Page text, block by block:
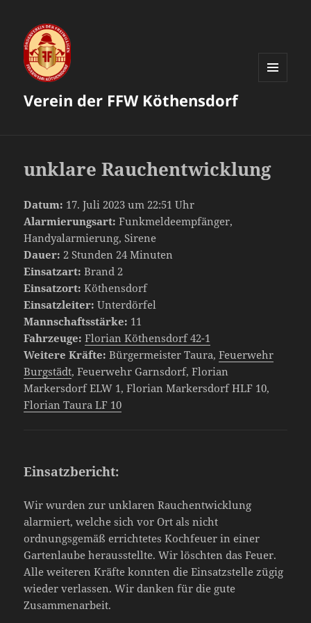
Verein der FFW Köthensdorf
unklare Rauchentwicklung
Datum: 17. Juli 2023 um 22:51 Uhr
Alarmierungsart: Funkmeldeempfänger,
Handyalarmierung, Sirene
Dauer: 2 Stunden 24 Minuten
Einsatzart: Brand 2
Einsatzort: Köthensdorf
Einsatzleiter: Unterdörfel
Mannschaftsstärke: 11
Fahrzeuge: Florian Köthensdorf 42-1
Weitere Kräfte: Bürgermeister Taura,Feuerwehr
Burgstädt, Feuerwehr Garnsdorf, Florian
Markersdorf ELW 1, Florian Markersdorf HLF 10,
Florian Taura LF 10
Einsatzbericht:
Wir wurden zur unklaren Rauchentwicklung
alarmiert, welche sich vor Ort als nicht
ordnungsgemäß errichtetes Kochfeuer in einer
Gartenlaube herausstellte. Wir löschten das Feuer.
Alle weiteren Kräfte konnten die Einsatzstelle zügig
wieder verlassen. Wir danken für die gute
Zusammenarbeit.